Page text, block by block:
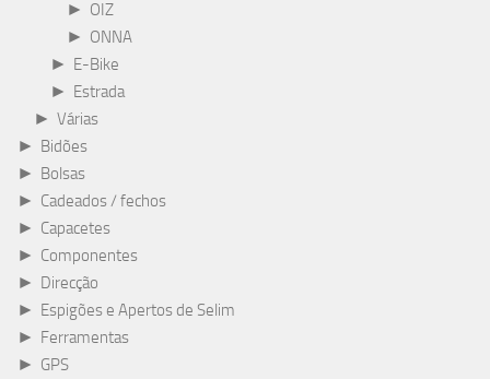
► OIZ
► ONNA
► E-Bike
► Estrada
► Várias
► Bidões
► Bolsas
► Cadeados / fechos
► Capacetes
► Componentes
► Direcção
► Espigões e Apertos de Selim
► Ferramentas
► GPS